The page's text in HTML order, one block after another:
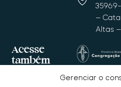
Gerenciar o
–
Altas
Acesse
também